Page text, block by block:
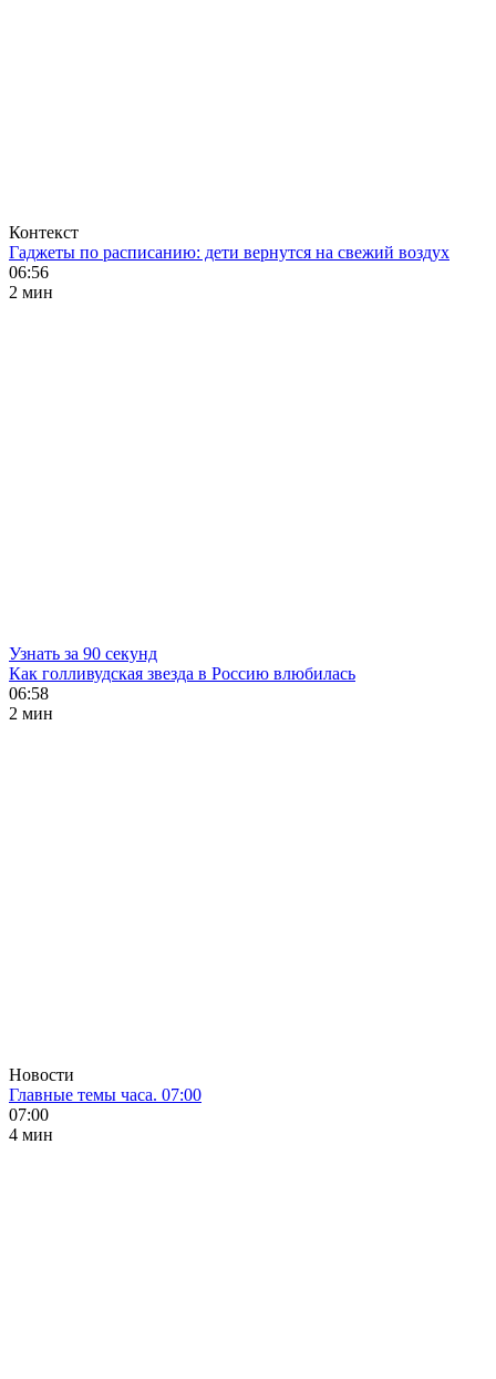
Контекст
Гаджеты по расписанию: дети вернутся на свежий воздух
06:56
2 мин
Узнать за 90 секунд
Как голливудская звезда в Россию влюбилась
06:58
2 мин
Новости
Главные темы часа. 07:00
07:00
4 мин